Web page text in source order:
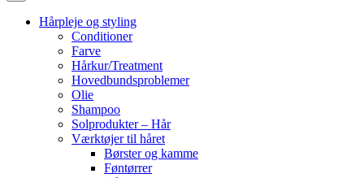
Hårpleje og styling
Conditioner
Farve
Hårkur/Treatment
Hovedbundsproblemer
Olie
Shampoo
Solprodukter – Hår
Værktøjer til håret
Børster og kamme
Føntørrer